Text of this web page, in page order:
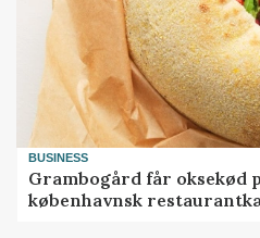
BUSINESS
Grambogård får oksekød
københavnsk